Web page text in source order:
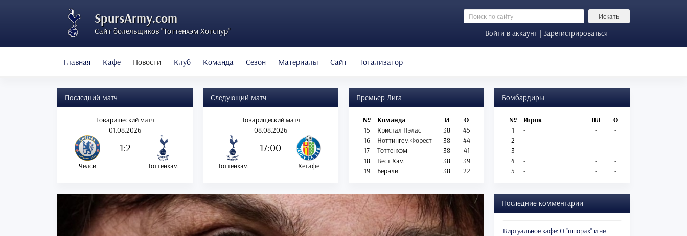
SpursArmy.com
Сайт болельщиков "Тоттенхэм Хотспур"
Искать
Войти в аккаунт | Зарегистрироваться
Главная Кафе Новости Клуб Команда Сезон Материалы Сайт Тотализатор
Последний матч
Товарищеский матч
01.08.2026
1:2
Челси Тоттенхэм
Следующий матч
Товарищеский матч
08.08.2026
17:00
Тоттенхэм Хетафе
Премьер-Лига
№ Команда И
О
15
Кристал Пэлас 38
45
16
Ноттингем Форест 38
44
17
Тоттенхэм 38
41
18
Вест Хэм 38
39
19
Бернли 38 22
Бомбардиры
№ Игрок ПЛ
О
1
- -
-
2
- -
-
3
- -
-
4
- -
-
5
- - -
Последние комментарии
Виртуальное кафе: О "шпорах" и не